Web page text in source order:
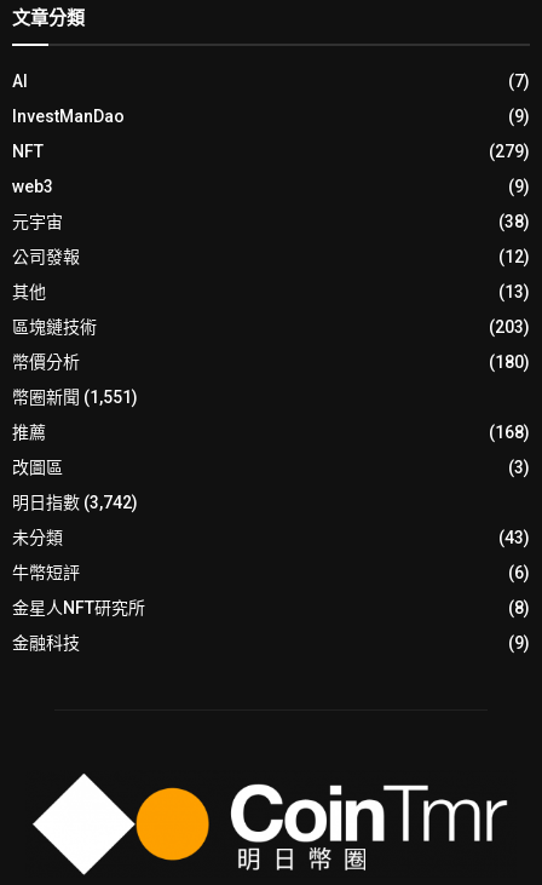
文章分類
AI
(7)
InvestManDao
(9)
NFT
(279)
web3
(9)
元宇宙
(38)
公司發報
(12)
其他
(13)
區塊鏈技術
(203)
幣價分析
(180)
幣圈新聞 (1,551)
推薦
(168)
改圖區
(3)
明日指數 (3,742)
未分類
(43)
牛幣短評
(6)
金星人NFT研究所
(8)
金融科技
(9)